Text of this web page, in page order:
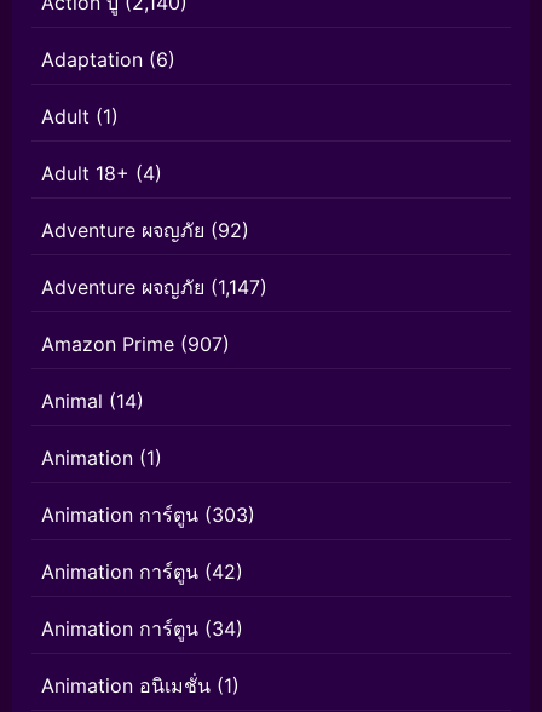
Adaptation (6)
Adult (1)
Adult 18+ (4)
Adventure ผจญภัย (92)
Adventure ผจญภัย (1,147)
Amazon Prime (907)
Animal (14)
Animation (1)
Animation การ์ตูน (303)
Animation การ์ตูน (42)
Animation การ์ตูน (34)
Animation อนิเมชั่น (1)